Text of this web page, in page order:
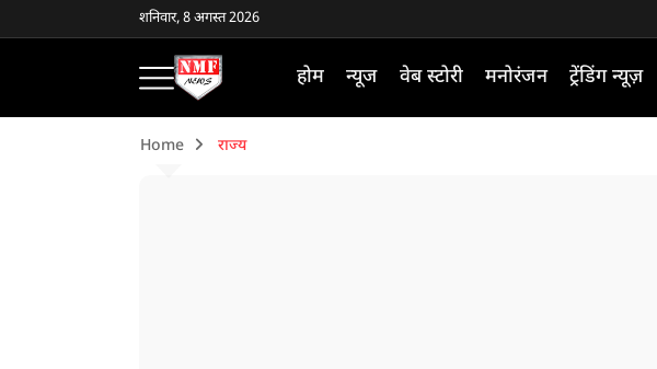
शनिवार, 8 अगस्त 2026
होम न्यूज वेब स्टोरी मनोरंजन ट्रेंडिंग न्यूज़
Home राज्य